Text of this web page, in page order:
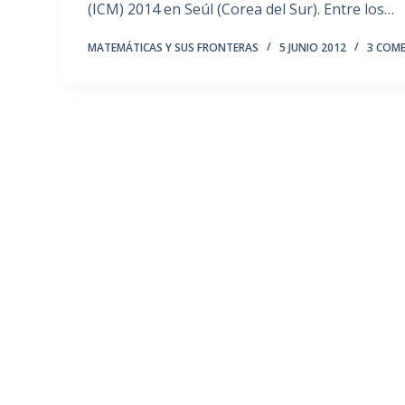
(ICM) 2014 en Seúl (Corea del Sur). Entre los…
MATEMÁTICAS Y SUS FRONTERAS 5 JUNIO 2012 3